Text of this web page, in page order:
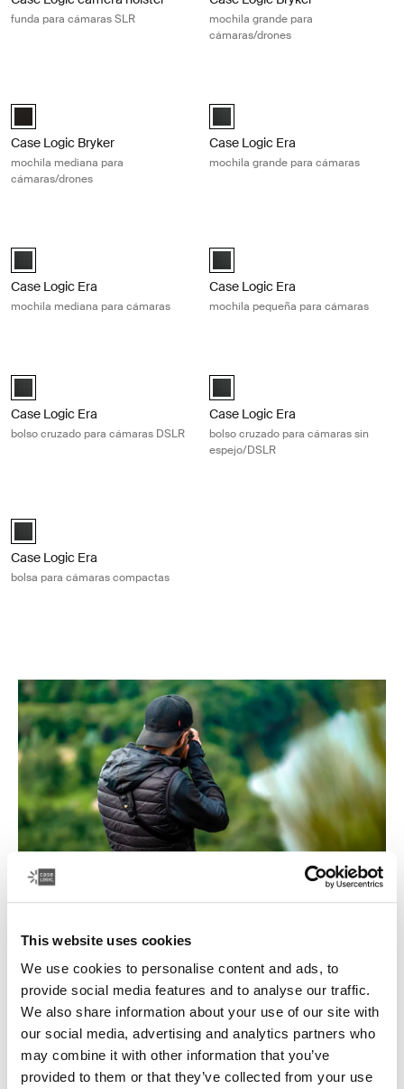
This website uses cookies
We use cookies to personalise content and ads, to
provide social media features and to analyse our traffic.
We also share information about your use of our site with
our social media, advertising and analytics partners who
may combine it with other information that you’ve
provided to them or that they’ve collected from your use
funda para cámaras SLR
mochila grande para
cámaras/drones
Case Logic Bryker Camera/Drone Medium Backpack Negro
Case Logic Bryker
mochila mediana para
cámaras/drones
Case Logic Era Large Camera
Case Logic Era
mochila grande para cámaras
Case Logic Era Medium Camera Backpack Negro obsidiana
Case Logic Era
mochila mediana para cámaras
Case Logic Era Small Camera
Case Logic Era
mochila pequeña para cámaras
Case Logic Era DSLR Shoulder Bag Negro obsidiana (selected)
Case Logic Era
bolso cruzado para cámaras DSLR
Case Logic Era DSLR/Mirrorless
Case Logic Era
bolso cruzado para cámaras sin
espejo/DSLR
Case Logic Era Camera Pouch Negro obsidiana (selected)
Case Logic Era
bolsa para cámaras compactas
Enfócate en el viaje
La búsqueda de la foto perfecta puede llevarte a todo
tipo de lugares. Case Logic tiene una variedad de
mochilas para cámaras y lentes, bolsos cruzados para
cámaras y estuches para cámaras, con el objetivo de
mantener tu equipo fotográfico seguro en todo tipo de